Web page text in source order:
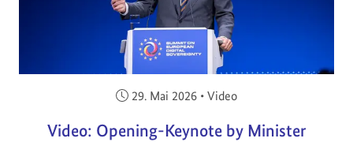
Veröffentlicht am:
29. Mai 2026 • Video
Video: Opening-Keynote by Minister